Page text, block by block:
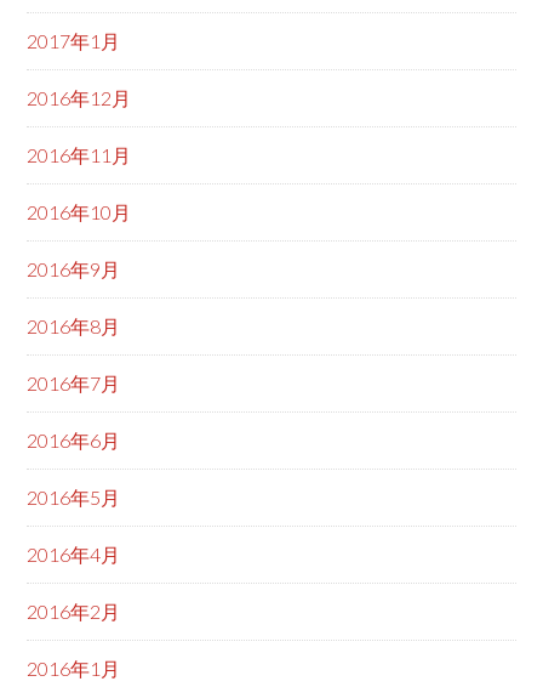
2017年1月
2016年12月
2016年11月
2016年10月
2016年9月
2016年8月
2016年7月
2016年6月
2016年5月
2016年4月
2016年2月
2016年1月